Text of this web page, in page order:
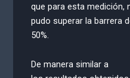
que para esta medición,
pudo superar la barrera
50%.
De manera similar a